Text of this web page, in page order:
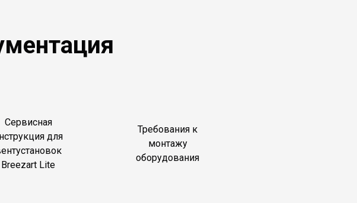
Сервисная
для
Breezart Lite
Требования к
монтажу
оборудования